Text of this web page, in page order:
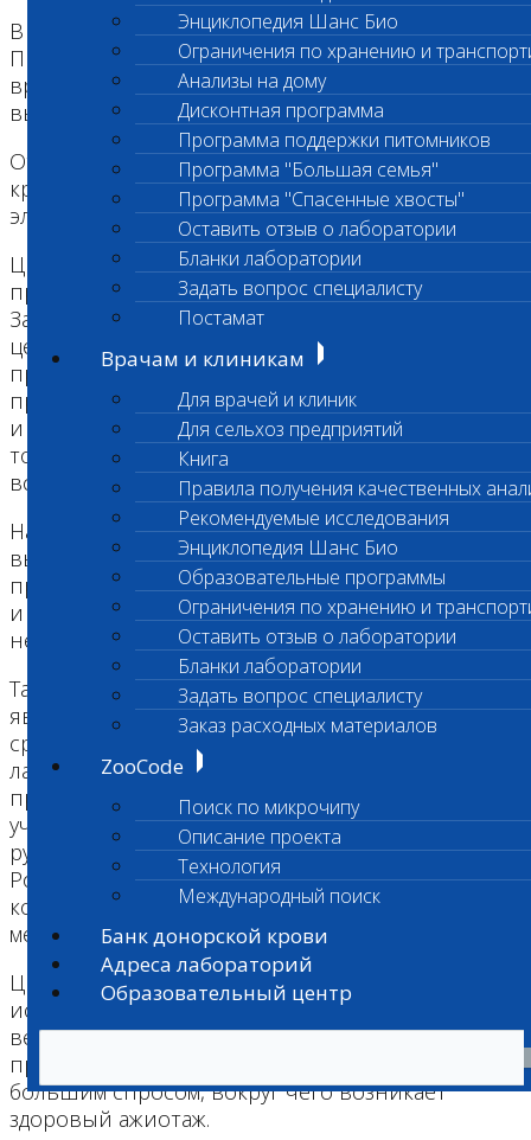
Энциклопедия Шанс Био
Ограничения по хранению и
Анализы на дому
Дисконтная программа
Программа поддержки питомников
Программа "Большая семья"
Программа "Спасенные хвосты"
Оставить отзыв о лаборатории
Бланки лаборатории
Задать вопрос специалисту
Постамат
Врачам и клиникам
Для врачей и клиник
Для сельхоз предприятий
Книга
Правила получения качественных
Рекомендуемые исследования
Энциклопедия Шанс Био
Образовательные программы
Ограничения по хранению и
Оставить отзыв о лаборатории
Бланки лаборатории
Задать вопрос специалисту
Заказ расходных материалов
ZooCode
Поиск по микрочипу
Описание проекта
Технология
Международный поиск
Банк донорской крови
Адреса лабораторий
Образовательный центр
В каждой номинации призы (Кубки «Хрустальная
Пробирка», дипломы и ценные подарки)
вручаются пятнадцати победителям,
выявляемых комиссией по награждению.
Открытый конкурс на Премию проводится
круглогодично. Заявки отправляются на
электронный адрес Лаборатории «Шанс Био».
Церемония награждения последние годы
проводится в уютном ресторане "Русское
Зарубежье" в центре старой Москвы. На
церемонию приглашаются видные
представители ветеринарной научной и
практической общественности, главные врачи
и директора клиник и центров, ветеринарных
торговых организаций, номинанты Премии,
всего до 150 человек.
На праздничном вечере устраивается
выступление артистов, музыкантов, красочное
представление, множество конкурсов, подарков
и призов, что оставляет в памяти гостей
незабываемые впечатления.
Также, одним из главных событий вечера
является Ежегодный турнир по армрестлингу
среди ветеринарных врачей на Приз
лаборатории «Шанс Био». Данный турнир
проводится в профессиональном формате с
участием Судей международного класса,
руководителей Федераций армспорта Москвы и
России. Победителям Турнира вручаются два
комплекта наград (среди мужчин и женщин) -
медали, дипломы и ценные подарки.
Церемония вручения Премии за многолетнюю
историю сумела завоевать любовь
ветеринарных врачей Москвы и области,
приглашения на Церемонию пользуются
большим спросом, вокруг чего возникает
здоровый ажиотаж.